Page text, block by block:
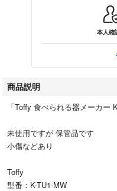
本人確
商品説明
「Toffy 食べられる器メーカー
未使用ですが 保管品です
小傷などあり
Toffy
型番：K-TU1-MW